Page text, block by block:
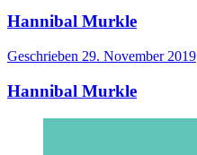
Hannibal Murkle
Geschrieben 29. November 2019
Hannibal Murkle